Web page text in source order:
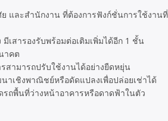
และสำนักงาน ที่ต้องการฟังก์ชั่นการใช้งานที่
เสารองรับพร้อมต่อเติมเพิ่มได้อีก 1 ชั้น
าคต
สามารถปรับใช้งานได้อย่างยืดหยุ่น
าเชิงพาณิชย์หรือดัดแปลงเพื่อปล่อยเช่าได้
รถพื้นที่ว่างหน้าอาคารหรือดาดฟ้าในตัว